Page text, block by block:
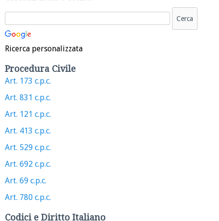
Ricerca personalizzata
Procedura Civile
Art. 173 c.p.c.
Art. 831 c.p.c.
Art. 121 c.p.c.
Art. 413 c.p.c.
Art. 529 c.p.c.
Art. 692 c.p.c.
Art. 69 c.p.c.
Art. 780 c.p.c.
Codici e Diritto Italiano